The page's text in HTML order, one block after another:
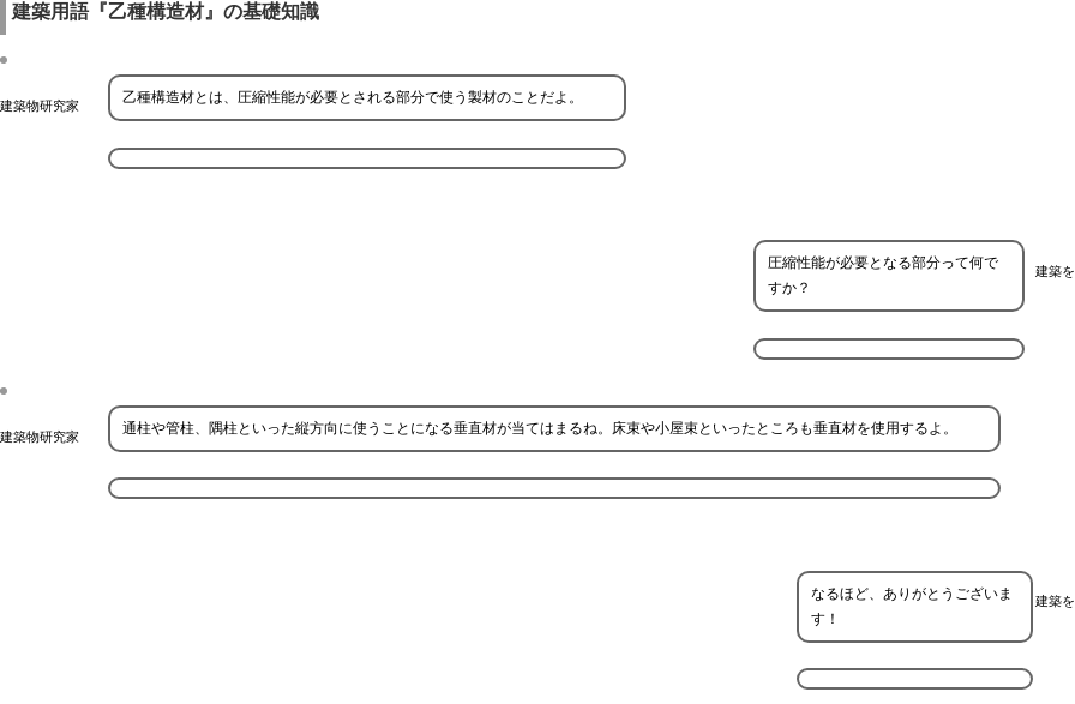
建築用語『乙種構造材』の基礎知識
建築物研究家 乙種構造材とは、圧縮性能が必要とされる部分で使う製材のことだよ。
建築
圧縮性能が必要となる部分って何で
すか？
建築物研究家 通柱や管柱、隅柱といった縦方向に使うことになる垂直材が当てはまるね。床束や小屋束といったところも垂直材を使用するよ。
建築
なるほど、ありがとうございま
す！